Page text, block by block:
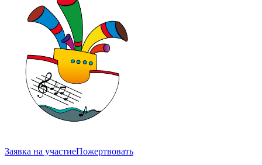
Заявка на участиеПожертвовать